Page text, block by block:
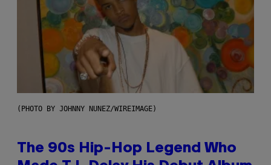
(PHOTO BY JOHNNY NUNEZ/WIREIMAGE)
The 90s Hip-Hop Legend Who